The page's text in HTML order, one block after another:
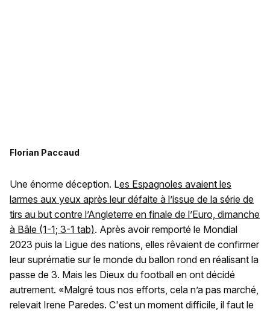
Florian Paccaud
Une énorme déception. Les Espagnoles avaient les
larmes aux yeux après leur défaite à l’issue de la série de
tirs au but contre l’Angleterre en finale de l’Euro, dimanche
à Bâle (1-1; 3-1 tab). Après avoir remporté le Mondial
2023 puis la Ligue des nations, elles rêvaient de confirmer
leur suprématie sur le monde du ballon rond en réalisant la
passe de 3. Mais les Dieux du football en ont décidé
autrement. «Malgré tous nos efforts, cela n’a pas marché,
relevait Irene Paredes. C'est un moment difficile, il faut le